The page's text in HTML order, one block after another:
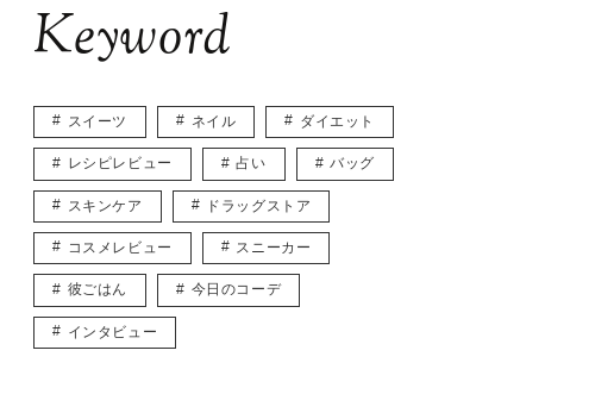
Keyword
スイーツ ネイル ダイエット
レシピレビュー 占い バッグ
スキンケア ドラッグストア
コスメレビュー スニーカー
彼ごはん 今日のコーデ
インタビュー